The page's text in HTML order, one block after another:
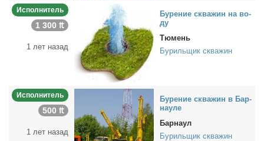
Исполнитель
1 300 ₶
1 лет назад
Бу­ре­ние сква­жин на во­
ду
Тюмень
Бурильщик скважин
Исполнитель
500 ₶
1 лет назад
Бу­ре­ние сква­жин в Бар­
нау­ле
Барнаул
Бурильщик скважин